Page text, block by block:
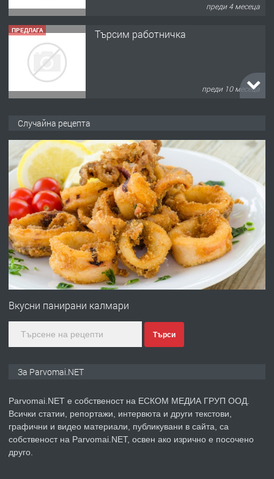
преди 4 месеца
ПРЕДЛАГА Търсим работничка
преди 10 месеца
преди 1 година
ПРЕДЛАГА Работа за общи работници
преди 1 година
ПРЕДЛАГА
Първи поход "По стъпките на Ангел
преди 1 година
ПРЕДЛАГА Уроци по Математика
Случайна рецепта
Вкусни панирани калмари
Търси
За Parvomai.NET
Parvomai.NET е собственост на ЕСКОМ МЕДИА ГРУП ООД.
Всички статии, репортажи, интервюта и други текстови,
графични и видео материали, публикувани в сайта, са
собственост на Parvomai.NET, освен ако изрично е посочено
друго.